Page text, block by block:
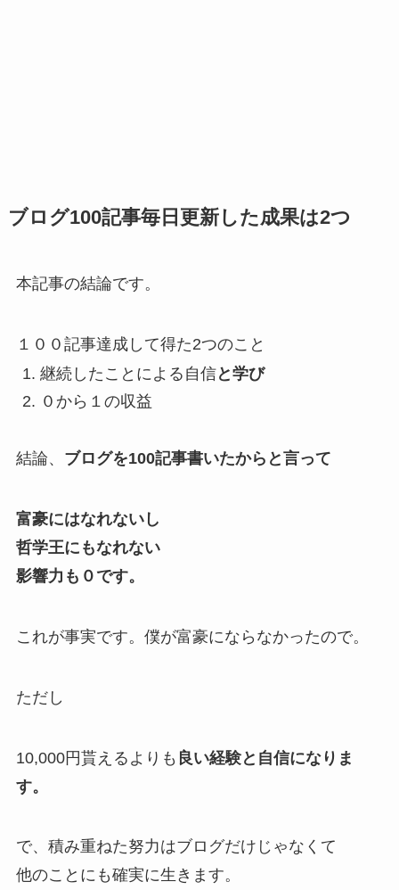
ブログ100記事毎日更新した成果は2つ
本記事の結論です。
１００記事達成して得た2つのこと
継続したことによる自信と学び
０から１の収益
結論、 ブログを100記事書いたからと言って
富豪にはなれないし
哲学王にもなれない
影響力も０です。
これが事実です。僕が富豪にならなかったので。
ただし
10,000円貰えるよりも 良い経験と自信になりま
す。
で、積み重ねた努力はブログだけじゃなくて
他のことにも確実に生きます。